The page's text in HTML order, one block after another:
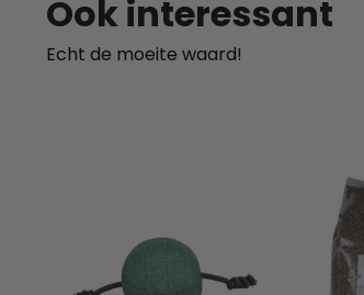
Ook interessant
Echt de moeite waard!